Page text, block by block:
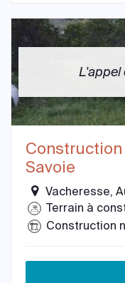
L'appel
Savoie
Vacheresse,
Terrain à
Construction